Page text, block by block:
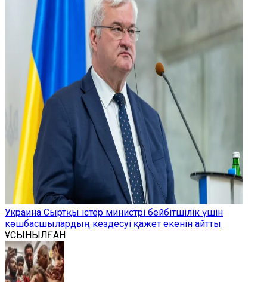
Украина Сыртқы істер министрі бейбітшілік үшін
көшбасшылардың кездесуі қажет екенін айтты
ҰСЫНЫЛҒАН